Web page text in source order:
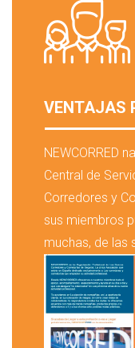
VENTAJAS
NEWCORRED
Central de
Corredores y
sus miembros
muchas, de las